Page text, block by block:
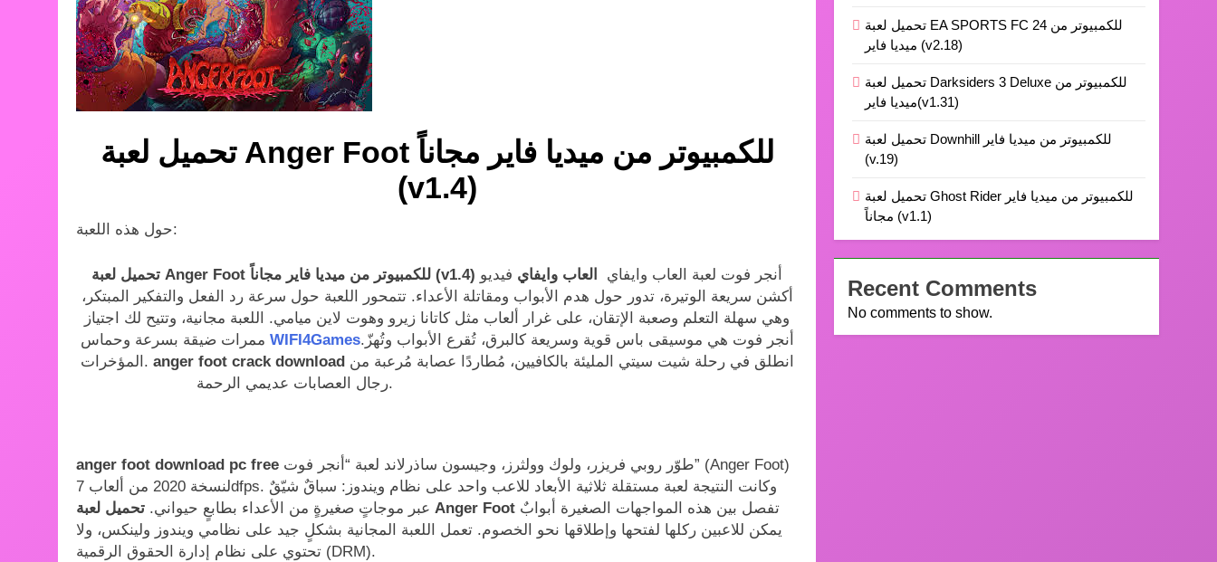
تحميل لعبة Anger Foot للكمبيوتر من ميديا فاير مجاناً
(v1.4)
حول هذه اللعبة:
تحميل لعبة Anger Foot للكمبيوتر من ميديا فاير مجاناً (v1.4) أنجر فوت لعبة العاب وايفاي العاب وايفاي فيديو
أكشن سريعة الوتيرة، تدور حول هدم الأبواب ومقاتلة الأعداء. تتمحور اللعبة حول سرعة رد الفعل والتفكير المبتكر،
وهي سهلة التعلم وصعبة الإتقان، على غرار ألعاب مثل كاتانا زيرو وهوت لاين ميامي. اللعبة مجانية، وتتيح لك اجتياز
WIFI4Games.أنجر فوت هي موسيقى باس قوية وسريعة كالبرق، تُقرع الأبواب وتُهزّ
المؤخرات. anger foot crack downloadانطلق في رحلة شيت سيتي المليئة بالكافيين، مُطاردًا عصابة مُرعبة من
رجال العصابات عديمي الرحمة.
anger foot download pc free طوّر روبي فريزر، ولوك وولثرز، وجيسون ساذرلاند لعبة “أنجر فوت” (Anger Foot)
لنسخة 2020 من ألعاب 7dfps. وكانت النتيجة لعبة مستقلة ثلاثية الأبعاد للاعب واحد على نظام ويندوز: سباقٌ شيّقٌ
عبر موجاتٍ صغيرةٍ من الأعداء بطابعٍ حيواني. تحميل لعبة Anger Foot تفصل بين هذه المواجهات الصغيرة أبوابٌ
يمكن للاعبين ركلها لفتحها وإطلاقها نحو الخصوم. تعمل اللعبة المجانية بشكلٍ جيد على نظامي ويندوز ولينكس، ولا
تحتوي على نظام إدارة الحقوق الرقمية (DRM).
تحميل لعبة EA SPORTS FC 24 للكمبيوتر من
ميديا فاير (v2.18)
تحميل لعبة Darksiders 3 Deluxe للكمبيوتر من
ميديا فاير(v1.31)
تحميل لعبة Downhill للكمبيوتر من ميديا فاير
(v.19)
تحميل لعبة Ghost Rider للكمبيوتر من ميديا فاير
مجاناً (v1.1)
Recent Comments
No comments to show.